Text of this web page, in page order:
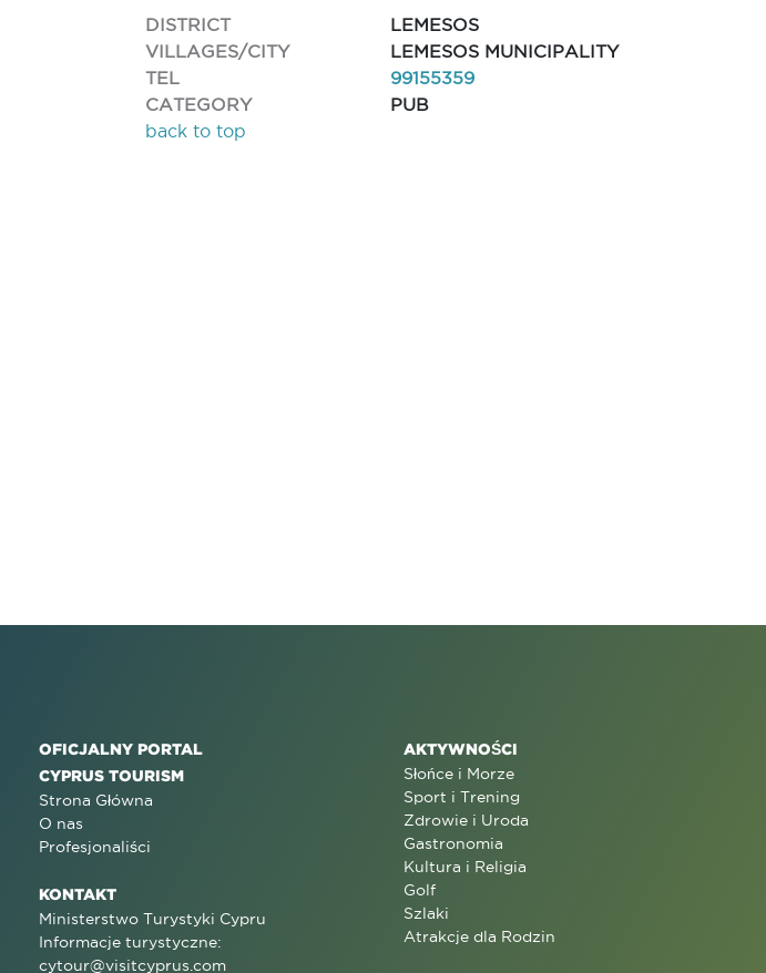
DISTRICT
LEMESOS
VILLAGES/CITY
LEMESOS MUNICIPALITY
TEL
99155359
CATEGORY
PUB
back to top
OFICJALNY PORTAL
CYPRUS TOURISM
Strona Główna
O nas
Profesjonaliści
KONTAKT
Ministerstwo Turystyki Cypru
Informacje turystyczne:
cytour@visitcyprus.com
AKTYWNOŚCI
Słońce i Morze
Sport i Trening
Zdrowie i Uroda
Gastronomia
Kultura i Religia
Golf
Szlaki
Atrakcje dla Rodzin